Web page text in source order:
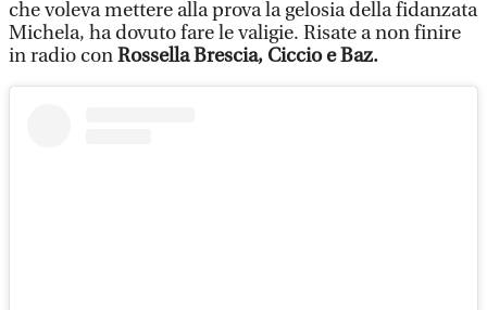
che voleva mettere alla prova la gelosia della fidanzata
Michela, ha dovuto fare le valigie. Risate a non finire
in radio conRossella Brescia, Ciccio e Baz.